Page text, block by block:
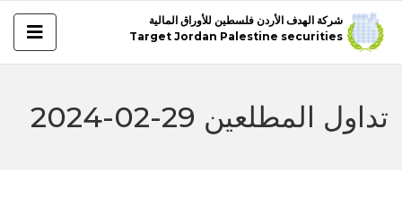
شركة الهدف الأردن فلسطين للأوراق المالية
Target Jordan Palestine securities
تداول المطلعين 29-02-2024